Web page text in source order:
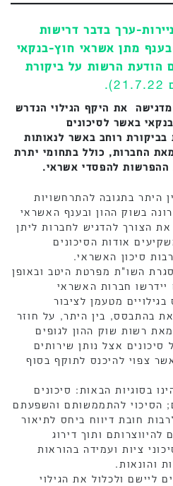
ערך בדבר דרישות
בענף מתן אשראי חוץ-בנקאי
ופרסום הודעת הרשות על ביקורת
את היקף הגילוי הנדרש
באשר לסיכונים
בביקורת רוחב באשר לנאותות
החברות, כולל בתחומי יתרת
ההפרשות להפסדי אשראי.
היתר בתגובה להתרחשויות
בשוק ההון ובענף האשראי
הצורך להדגיש לחברות ליתן
אודות הסיכונים
סיכון האשראי.
השו"ת מפרטת היטב ובאופן
יידרשו חברות האשראי
מטעמן לציבור
בהתבסס, בין היתר, על חוזר
במאי 2022 מאת רשות שוק ההון לגופים
סיכונים אצל נותן שירותים
צפוי להיכנס לתוקף בסוף
בסוגיות הבאות: סיכונים
הסיכוי להתממשותם והשפעתם
חובת דיווח ביחס לתיאור
להיווצרותם ותוך דירוג
ציות ועמידה בהוראות
והונאות.
ליישם ולכלול את הגילוי